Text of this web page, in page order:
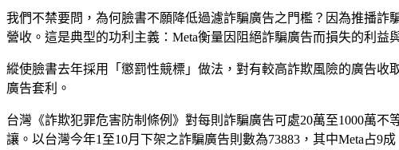
我們不禁要問，為何臉書不願降低過濾詐騙廣告之門檻？因為推播詐
營收。這是典型的功利主義：Meta衡量因阻絕詐騙廣告而損失的利益
縱使臉書去年採用「懲罰性競標」做法，對有較高詐欺風險的廣告
廣告套利。
台灣《詐欺犯罪危害防制條例》對每則詐騙廣告可處20萬至1000萬
讓。以台灣今年1至10月下架之詐騙廣告則數為73883，其中Meta占9